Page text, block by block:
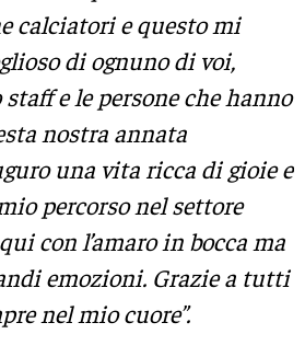
calciatori e questo mi
di ognuno di voi,
e le persone che hanno
nostra annata
una vita ricca di gioie e
percorso nel settore
con l’amaro in bocca ma
emozioni. Grazie a tutti
nel mio cuore”.